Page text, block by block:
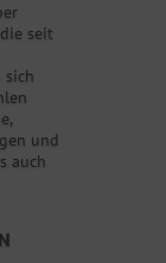
seit
sich
und
auch